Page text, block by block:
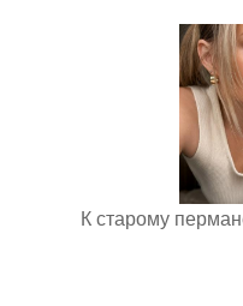
К старому